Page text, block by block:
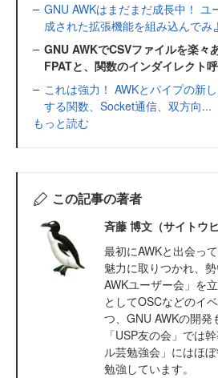
GNU AWKはまだまだ成長中！ ユ
成された拡張機能を組み込んでみ
GNU AWKでCSVファイルを楽々
FPATと、関数のインダイレクト
これは強力！ AWKとパイプの新
する関数、Socket通信、双方向...
もっと読む
この記事の著者
斉藤 博文（サイトウ
最初にAWKと出会っ
魅力に取りつかれ、
AWKユーザー会」を
としてOSCなどのイ
つ、GNU AWKの開発
「USP友の会」では
ル芸勉強会」にはほ
勉強しています。